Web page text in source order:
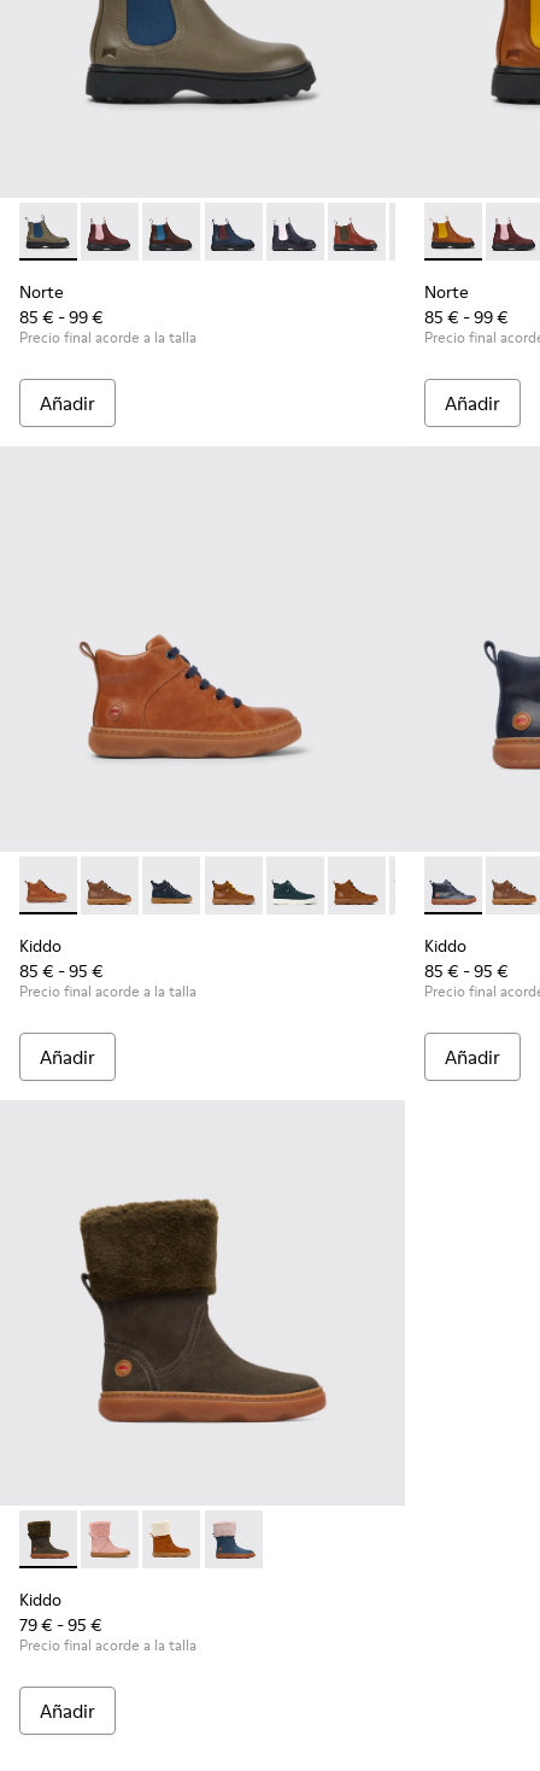
Norte - K900149-011 - Botines grises y azules
Norte - K900149-026
Norte - K900149-025
Norte - K900149-024
Norte - K900149-023
Norte - K900149-022
Norte -Norte -
Norte
85 € - 99 €
Precio final acorde a la talla
Añadir
Norte -
Norte
85 € - 99 €
Precio final
Añadir
Kiddo - K900189-010 - Botines marrón claro
Kiddo - K900189-028
Kiddo - K900189-026
Kiddo - K900189-025
Kiddo - K900189-021
Kiddo - K900189-020
Kiddo -Kiddo -
Kiddo
85 € - 95 €
Precio final acorde a la talla
Añadir
Kiddo -
Kiddo
85 € - 95 €
Precio final
Añadir
Kiddo - K900240-001 - Bota gris oscuro para niña
Kiddo - K900240-006
Kiddo - K900240-005
Kiddo - K900240-002
Kiddo
79 € - 95 €
Precio final acorde a la talla
Añadir